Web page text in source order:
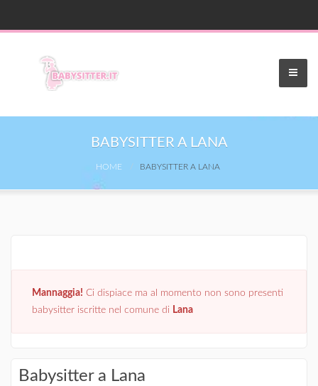
BABYSITTER A LANA
HOME BABYSITTER A LANA
Mannaggia! Ci dispiace ma al momento non sono presenti
babysitter iscritte nel comune di Lana
Babysitter a Lana